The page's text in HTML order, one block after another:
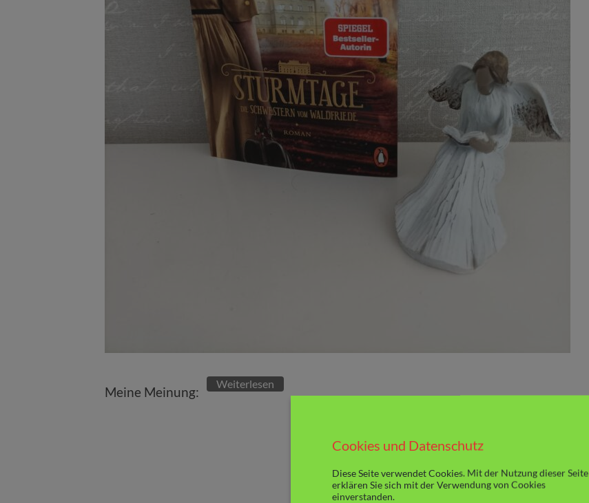
Meine Meinung:
Weiterlesen
Cookies und Datenschutz
Diese Seite verwendet Cookies. Mit der Nutzung dieser Seite
erklären Sie sich mit der Verwendung von Cookies
einverstanden.